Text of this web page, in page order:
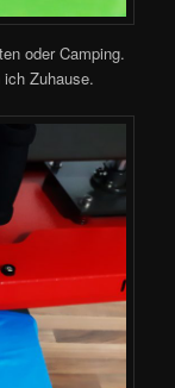
oder Camping.
Zuhause.